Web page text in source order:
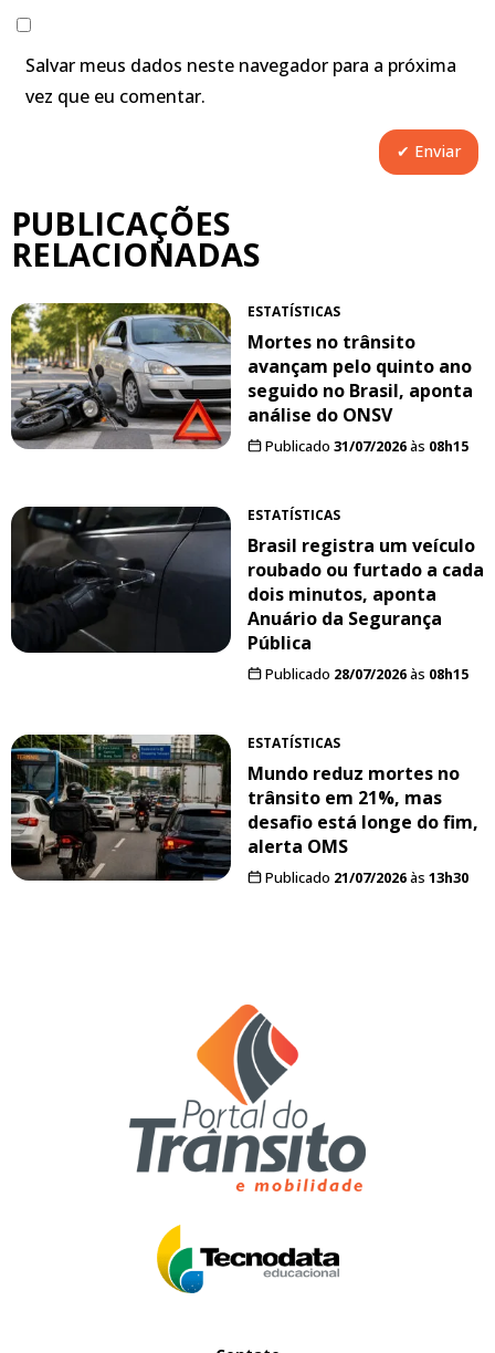
Salvar meus dados neste navegador para a próxima
vez que eu comentar.
PUBLICAÇÕES
RELACIONADAS
ESTATÍSTICAS
Mortes no trânsito
avançam pelo quinto ano
seguido no Brasil, aponta
análise do ONSV
Publicado 31/07/2026às 08h15
ESTATÍSTICAS
Brasil registra um veículo
roubado ou furtado a cada
dois minutos, aponta
Anuário da Segurança
Pública
Publicado 28/07/2026às 08h15
ESTATÍSTICAS
Mundo reduz mortes no
trânsito em 21%, mas
desafio está longe do fim,
alerta OMS
Publicado 21/07/2026às 13h30